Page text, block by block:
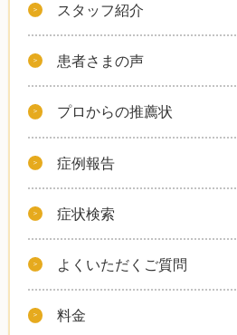
スタッフ紹介
患者さまの声
プロからの推薦状
症例報告
症状検索
よくいただくご質問
料金